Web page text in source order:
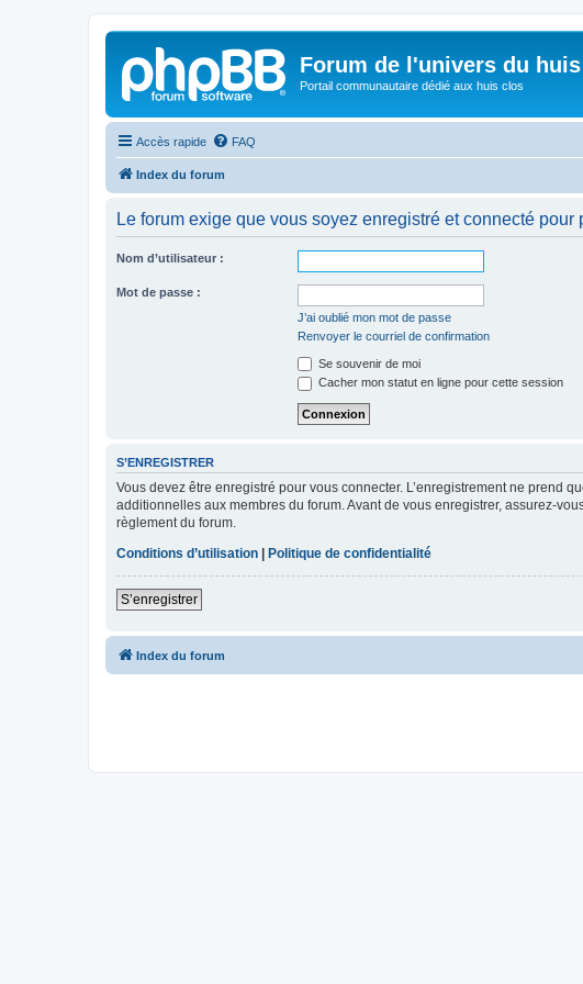
Forum de l'univers du
Portail communautaire dédié aux huis clos
Accès rapide FAQ
Index du forum
Le forum exige que vous soyez enregistré et connecté
Nom d’utilisateur :
Mot de passe :
J’ai oublié mon mot de passe
Renvoyer le courriel de confirmation
Se souvenir de moi
Cacher mon statut en ligne pour cette session
S’ENREGISTRER
Vous devez être enregistré pour vous connecter. L’enregistrement ne prend
additionnelles aux membres du forum. Avant de vous enregistrer, assurez-
règlement du forum.
Conditions d’utilisation
Politique de confidentialité
S’enregistrer
Index du forum